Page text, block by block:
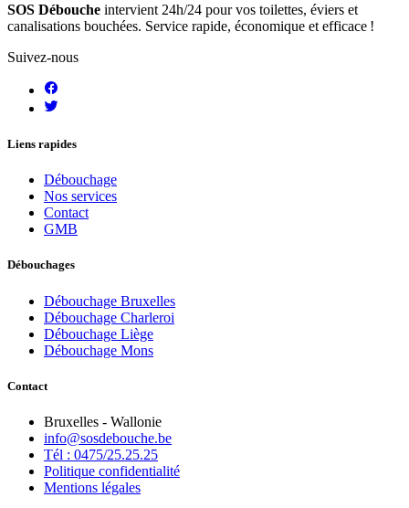
SOS Débouche intervient 24h/24 pour vos toilettes, éviers et
canalisations bouchées. Service rapide, économique et efficace !
Suivez-nous
Liens rapides
Débouchage
Nos services
Contact
GMB
Débouchages
Débouchage Bruxelles
Débouchage Charleroi
Débouchage Liège
Débouchage Mons
Contact
Bruxelles - Wallonie
info@sosdebouche.be
Tél : 0475/25.25.25
Politique confidentialité
Mentions légales